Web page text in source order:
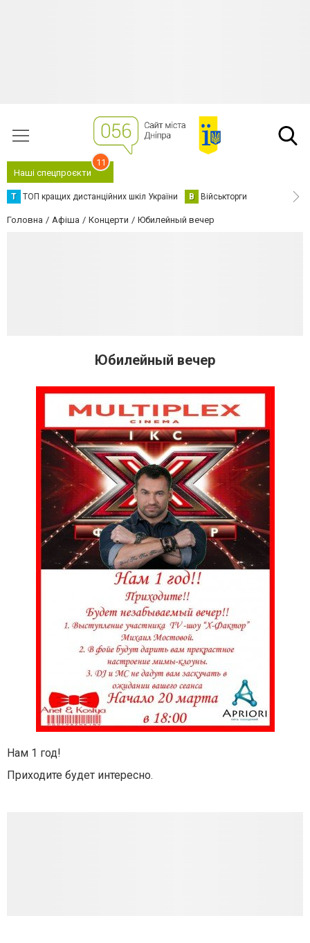
Наші спецпроєкти
11
Т ТОП кращих дистанційних шкіл України В Військторги
Головна Афіша Концерти Юбилейный вечер
Юбилейный вечер
Нам 1 год!
Приходите будет интересно.